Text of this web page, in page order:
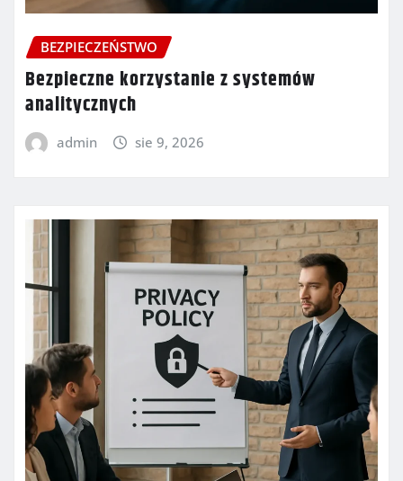
BEZPIECZEŃSTWO
Bezpieczne korzystanie z systemów
analitycznych
admin sie 9, 2026